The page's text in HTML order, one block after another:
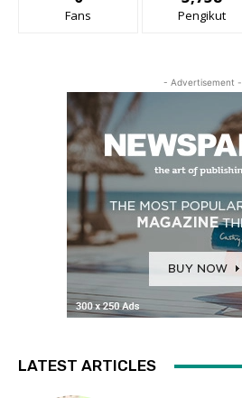
Fans Pengikut
- Advertisement -
LATEST ARTICLES